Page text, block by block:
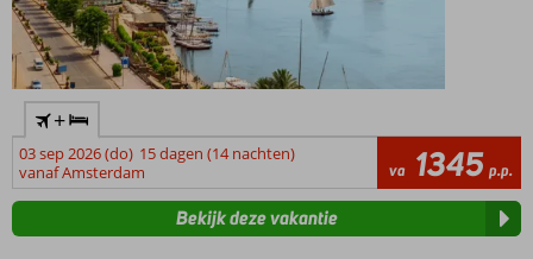
+
03 sep 2026 (do) 15 dagen (14 nachten)
vanaf Amsterdam
va 1345 p.p.
Bekijk deze vakantie